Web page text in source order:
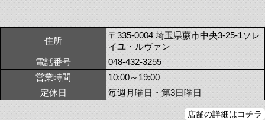
住所
〒335-0004 埼玉県蕨市中央3-25-1ソレ
イユ・ルヴァン
電話番号
048-432-3255
営業時間
10:00～19:00
定休日
毎週月曜日・第3日曜日
店舗の詳細はコチラ